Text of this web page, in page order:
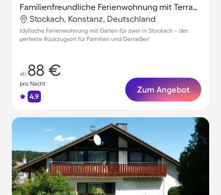
Familienfreundliche Ferienwohnung mit Terrasse und Garten | Gartenblick | Ideal für Homeoffice
Stockach, Konstanz, Deutschland
Idyllische Ferienwohnung mit Garten für zwei in Stockach – der
perfekte Rückzugsort für Familien und Genießer!
ab 88 €
pro Nacht
4.9
Zum Angebot